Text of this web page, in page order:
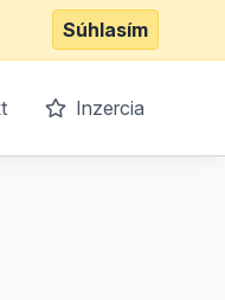
Súhlasím
Inzercia